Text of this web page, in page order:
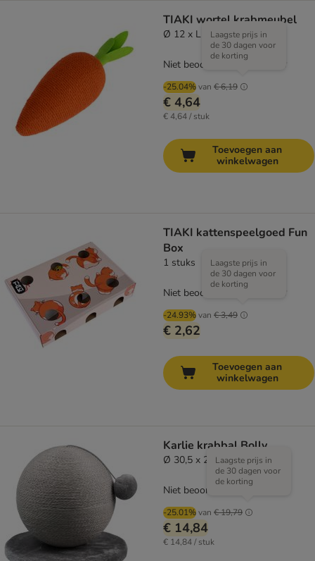
TIAKI wortel krabmeubel
Ø 12 x L 35 cm
-25.04%van € 6,19
Laagste prijs in
de 30 dagen voor
de korting
€ 4,64
€ 4,64 / stuk
Niet beoordeeld
Toevoegen aan
winkelwagen
TIAKI kattenspeelgoed Fun
Box
1 stuks
-24.93%van € 3,49
Laagste prijs in
de 30 dagen voor
de korting
€ 2,62
Niet beoordeeld
Toevoegen aan
winkelwagen
Karlie krabbal Bolly
Ø 30,5 x 28 cm, grijs
-25.01%van € 19,79
Laagste prijs in
de 30 dagen voor
de korting
€ 14,84
€ 14,84 / stuk
Niet beoordeeld